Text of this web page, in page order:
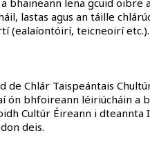
bhaineann lena gcuid oibre
lastas agus an táille
(ealaíontóirí, teicneoirí etc.).
Chlár Taispeántais
bhfoireann léiriúcháin a
Cultúr Éireann i dteannta
deis.